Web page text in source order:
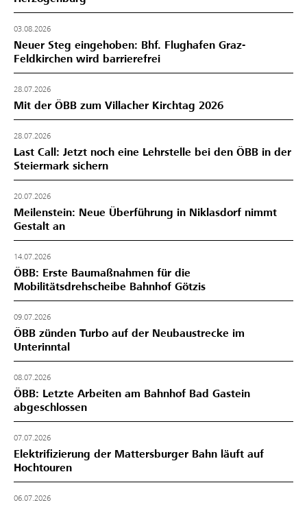
03.08.2026
Neuer Steg eingehoben: Bhf. Flughafen Graz-
Feldkirchen wird barrierefrei
28.07.2026
Mit der ÖBB zum Villacher Kirchtag 2026
28.07.2026
Last Call: Jetzt noch eine Lehrstelle bei den ÖBB in der
Steiermark sichern
20.07.2026
Meilenstein: Neue Überführung in Niklasdorf nimmt
Gestalt an
14.07.2026
ÖBB: Erste Baumaßnahmen für die
Mobilitätsdrehscheibe Bahnhof Götzis
09.07.2026
ÖBB zünden Turbo auf der Neubaustrecke im
Unterinntal
08.07.2026
ÖBB: Letzte Arbeiten am Bahnhof Bad Gastein
abgeschlossen
07.07.2026
Elektrifizierung der Mattersburger Bahn läuft auf
Hochtouren
06.07.2026